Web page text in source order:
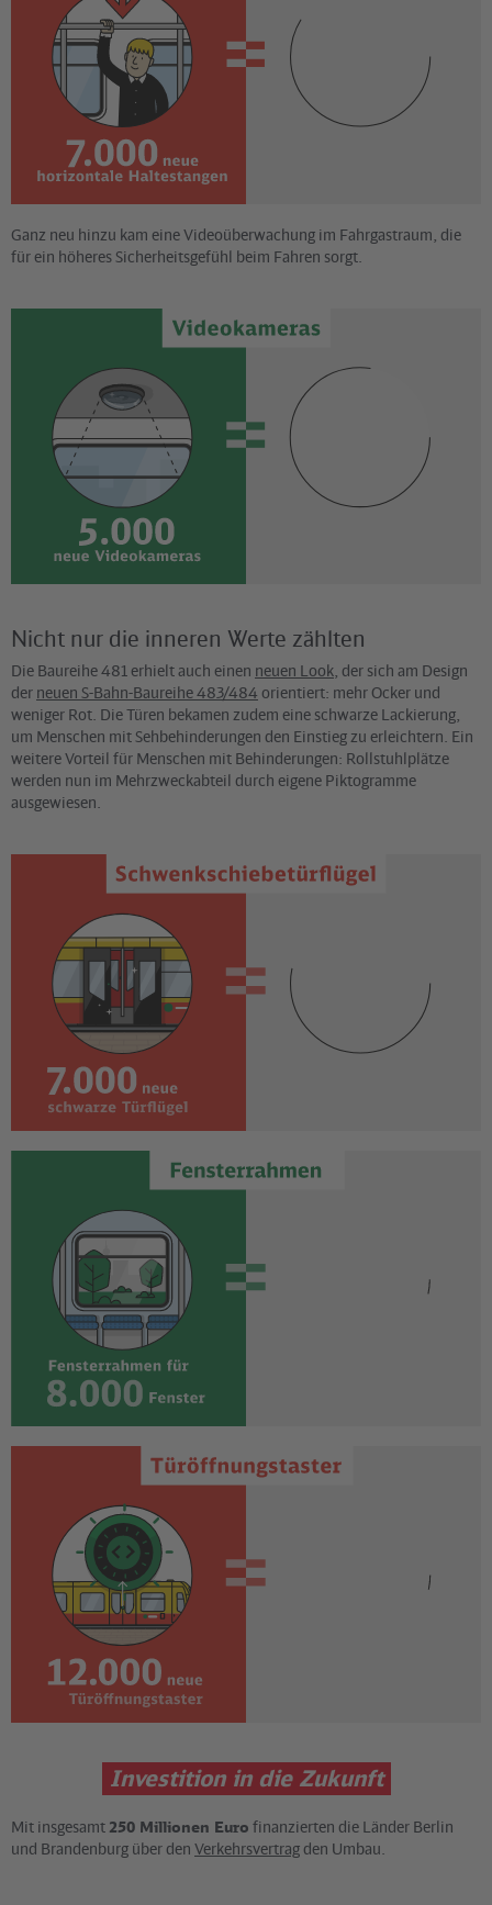
Ganz neu hinzu kam eine Videoüberwachung im Fahrgastraum, die
für ein höheres Sicherheitsgefühl beim Fahren sorgt.
Nicht nur die inneren Werte zählten
Die Baureihe 481 erhielt auch einen neuen Look , der sich am Design
der neuen S-Bahn-Baureihe 483/484 orientiert: mehr Ocker und
weniger Rot. Die Türen bekamen zudem eine schwarze Lackierung,
um Menschen mit Sehbehinderungen den Einstieg zu erleichtern. Ein
weitere Vorteil für Menschen mit Behinderungen: Rollstuhlplätze
werden nun im Mehrzweckabteil durch eigene Piktogramme
ausgewiesen.
Investition in die Zukunft
Mit insgesamt 250 Millionen Euro finanzierten die Länder Berlin
und Brandenburg über den Verkehrsvertrag den Umbau.